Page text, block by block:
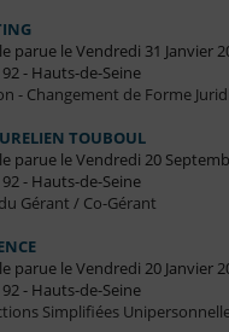
parue le Vendredi 31 Janvier
- Hauts-de-Seine
- Changement de Forme
TOUBOUL
parue le Vendredi 20
- Hauts-de-Seine
Gérant / Co-Gérant
parue le Vendredi 20 Janvier
- Hauts-de-Seine
Simplifiées Unipersonnelle